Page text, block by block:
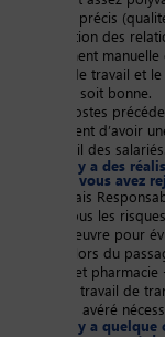
chiffrés très précis
dans la gestion des
essentiellement
conditions de travail et
productivité soit bonne.
Tous mes postes
me permettent d’avoir
liés au travail des salariés.
Est ce qu’il y a des
depuis que vous avez
Lorsque j’étais
recensant tous les
mettre en oeuvre pour
Egalement, lors du
parfumerie et
participé au travail de
s’est parfois avéré
Est-ce qu’il y a